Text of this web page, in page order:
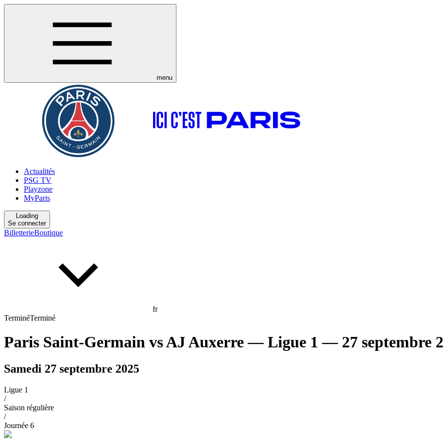
menu
Actualités
PSG TV
Playzone
MyParis
Loading
Se connecter
BilletterieBoutique
fr
TerminéTerminé
Paris Saint-Germain vsAJ Auxerre— Ligue 1 — 27 septembre
Samedi 27 septembre 2025
Ligue 1
/
Saison régulière
/
Journée 6